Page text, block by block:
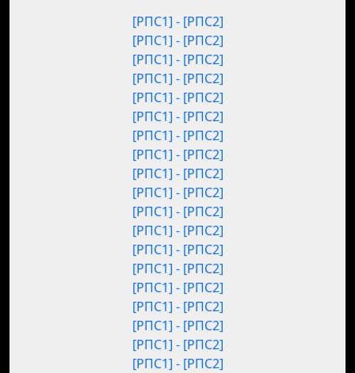
[РПС1] - [РПС2]
[РПС1] - [РПС2]
[РПС1] - [РПС2]
[РПС1] - [РПС2]
[РПС1] - [РПС2]
[РПС1] - [РПС2]
[РПС1] - [РПС2]
[РПС1] - [РПС2]
[РПС1] - [РПС2]
[РПС1] - [РПС2]
[РПС1] - [РПС2]
[РПС1] - [РПС2]
[РПС1] - [РПС2]
[РПС1] - [РПС2]
[РПС1] - [РПС2]
[РПС1] - [РПС2]
[РПС1] - [РПС2]
[РПС1] - [РПС2]
[РПС1] - [РПС2]